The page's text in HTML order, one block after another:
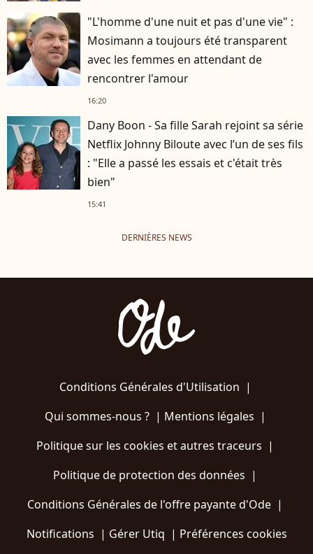
"L'homme d'une nuit et pas d'une vie" :
Mosimann a toujours été transparent
avec les femmes en attendant de
rencontrer l'amour
16:20
Dany Boon - Sa fille Sarah rejoint sa série
Netflix Johnny Biloute avec l’un de ses fils
: "Elle a passé les essais et c'était très
bien"
15:41
DERNIÈRES NEWS
Conditions Générales d'Utilisation |
Qui sommes-nous ?| Mentions légales |
Politique sur les cookies et autres traceurs |
Politique de protection des données |
Conditions Générales de l'offre payante d'Ode |
Notifications | Gérer Utiq | Préférences cookies